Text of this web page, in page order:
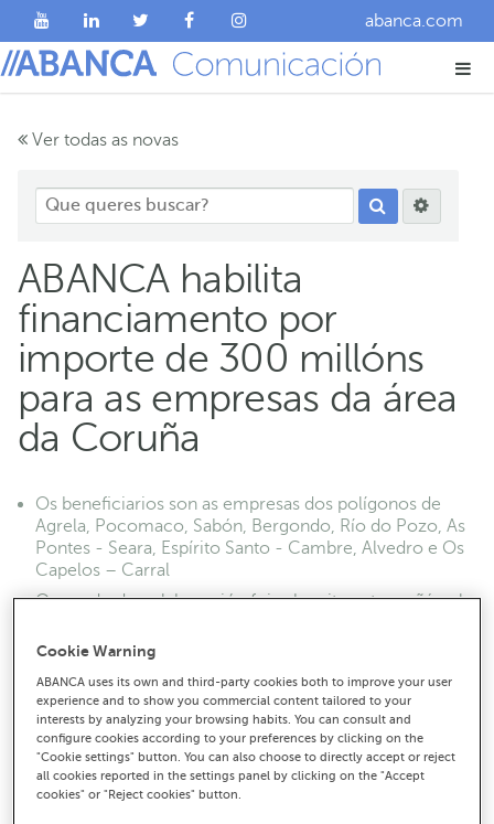
abanca.com
Ver todas as novas
ABANCA habilita
financiamento por
importe de 300 millóns
para as empresas da área
da Coruña
Os beneficiarios son as empresas dos polígonos de
Agrela, Pocomaco, Sabón, Bergondo, Río do Pozo, As
Pontes - Seara, Espírito Santo - Cambre, Alvedro e Os
Capelos – Carral
O acordo de colaboración foi subscrito esta mañá polo
os representantes das áreas industriais
Cookie Warning
ABANCA uses its own and third-party cookies both to improve your user
experience and to show you commercial content tailored to your
interests by analyzing your browsing habits. You can consult and
configure cookies according to your preferences by clicking on the
"Cookie settings" button. You can also choose to directly accept or reject
all cookies reported in the settings panel by clicking on the "Accept
cookies" or "Reject cookies" button.